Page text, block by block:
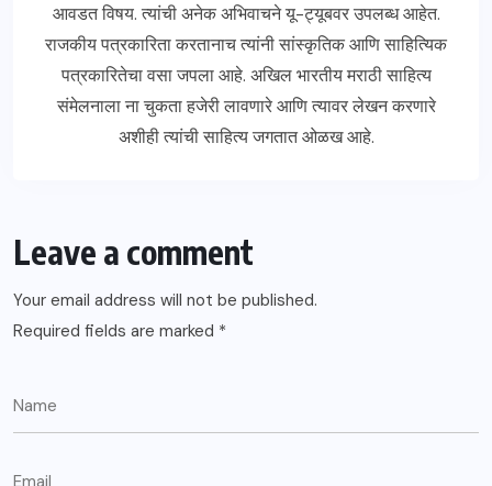
आवडत विषय. त्यांची अनेक अभिवाचने यू-ट्यूबवर उपलब्ध आहेत.
राजकीय पत्रकारिता करतानाच त्यांनी सांस्कृतिक आणि साहित्यिक
पत्रकारितेचा वसा जपला आहे. अखिल भारतीय मराठी साहित्य
संमेलनाला ना चुकता हजेरी लावणारे आणि त्यावर लेखन करणारे
अशीही त्यांची साहित्य जगतात ओळख आहे.
Leave a comment
Your email address will not be published.
Required fields are marked *